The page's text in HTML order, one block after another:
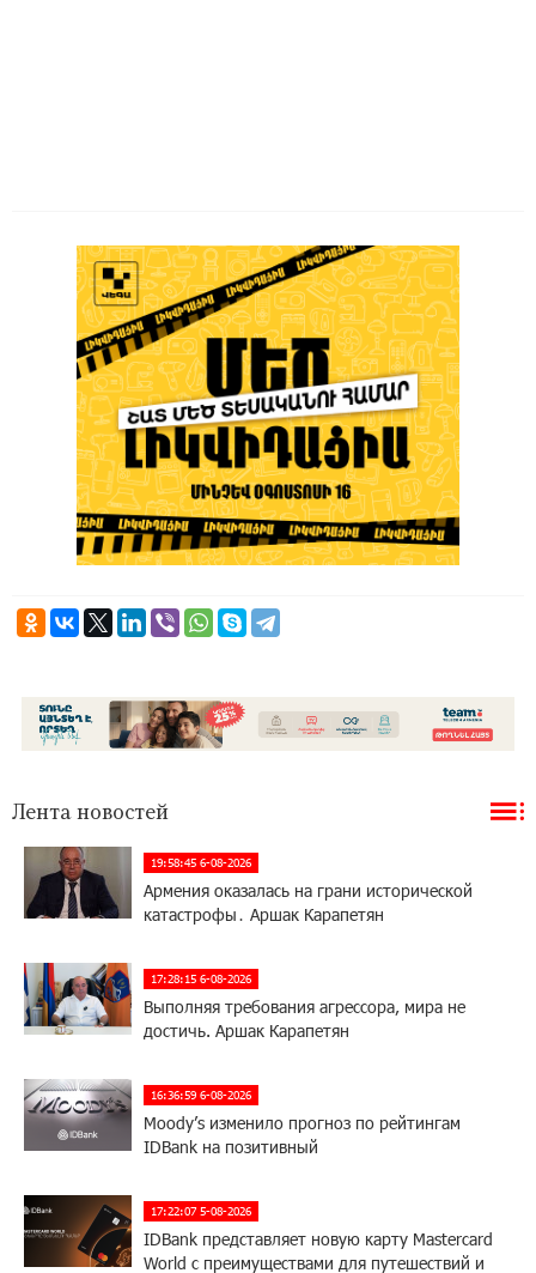
Лента новостей
19:58:45 6-08-2026
Армения оказалась на грани исторической
катастрофы․ Аршак Карапетян
17:28:15 6-08-2026
Выполняя требования агрессора, мира не
достичь. Аршак Карапетян
16:36:59 6-08-2026
Moody’s изменило прогноз по рейтингам
IDBank на позитивный
17:22:07 5-08-2026
IDBank представляет новую карту Mastercard
World с преимуществами для путешествий и